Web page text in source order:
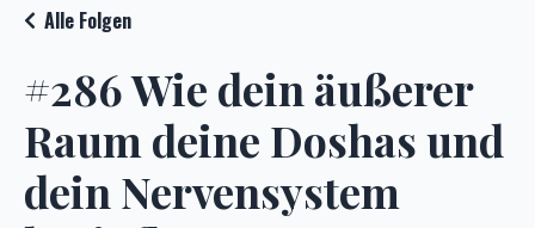
#286 Wie dein äußerer
Raum deine Doshas und
dein Nervensystem
Alle Folgen